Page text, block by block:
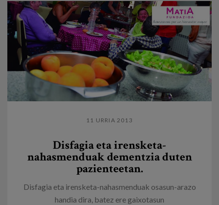
11 URRIA 2013
Disfagia eta irensketa-
nahasmenduak dementzia duten
pazienteetan.
Disfagia eta irensketa-nahasmenduak osasun-arazo
handia dira, batez ere gaixotasun